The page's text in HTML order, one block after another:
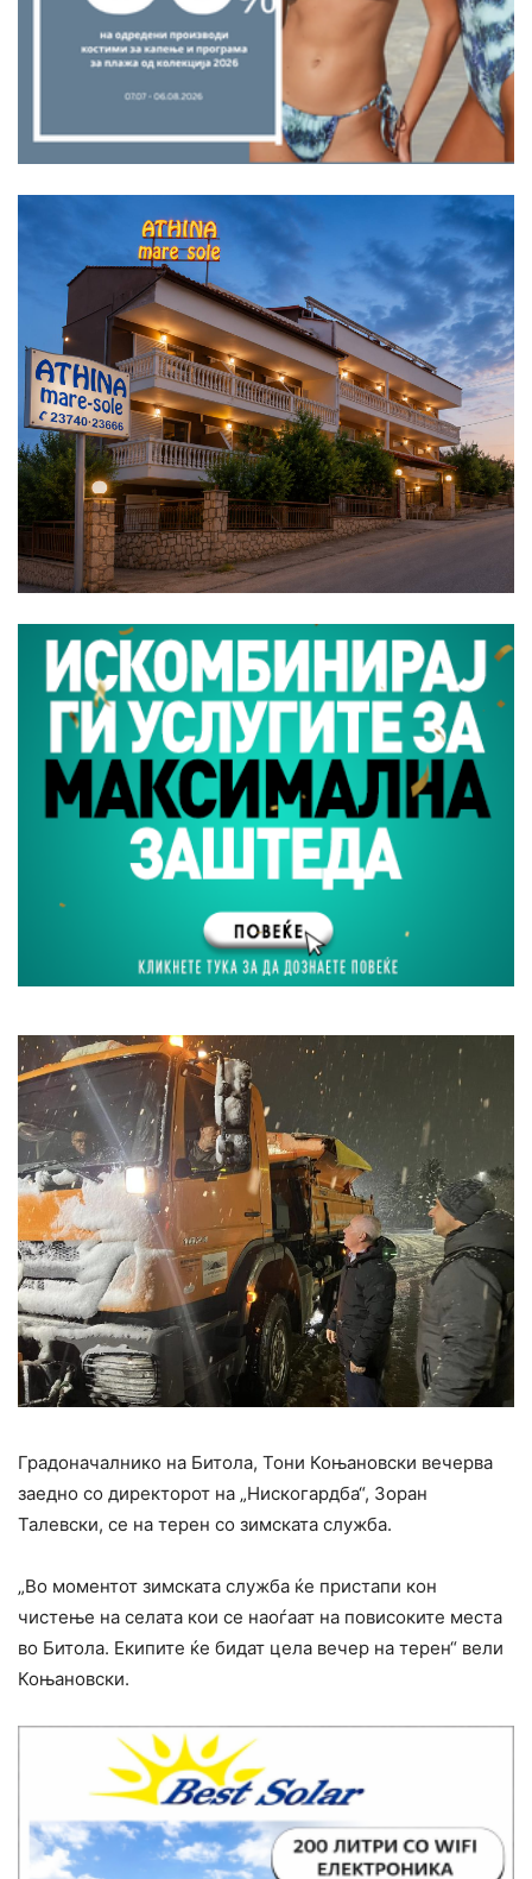
Градоначалнико на Битола, Тони Коњановски вечерва
заедно со директорот на „Нискогардба“, Зоран
Талевски, се на терен со зимската служба.
„Во моментот зимската служба ќе пристапи кон
чистење на селата кои се наоѓаат на повисоките места
во Битола. Екипите ќе бидат цела вечер на терен“ вели
Коњановски.